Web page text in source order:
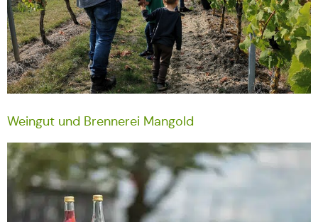
Weingut und Brennerei Mangold